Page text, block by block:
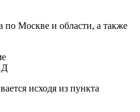
по Москве и области, а также
исходя из пункта